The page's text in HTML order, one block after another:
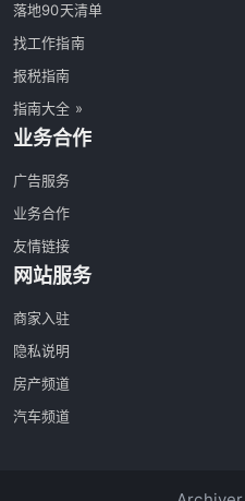
落地90天清单
找工作指南
报税指南
指南大全 »
业务合作
广告服务
业务合作
友情链接
网站服务
商家入驻
隐私说明
房产频道
汽车频道